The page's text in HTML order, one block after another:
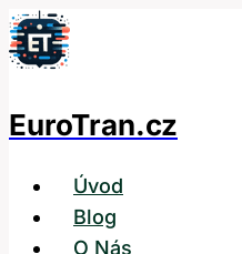
Přeskočit
na
EuroTran.cz
Úvod
Blog
O Nás